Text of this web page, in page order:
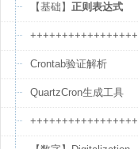
【基础】 正则表达式
Crontab验证解析
QuartzCron生成工具